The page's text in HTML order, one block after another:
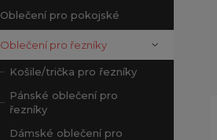
Oblečení pro pokojské
Oblečení pro řezníky
Košile/trička pro řezníky
Pánské oblečení pro
řezníky
Dámské oblečení pro